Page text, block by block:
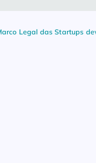
Legal das Startups